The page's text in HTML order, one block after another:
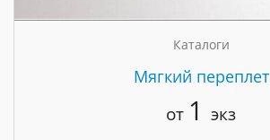
Каталоги
Мягкий переплет
от 1 экз